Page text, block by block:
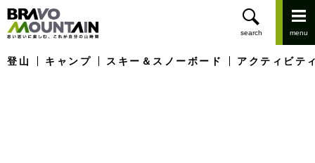
登山 キャンプ スキー＆スノーボード アクティビテ